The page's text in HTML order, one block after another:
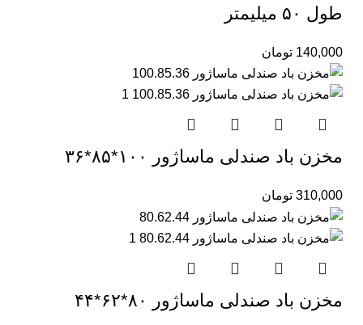
طول ۵۰ میلیمتر
140,000 تومان
مخزن باد صندلی ماساژور ۱۰۰*۸۵*۳۶
310,000 تومان
مخزن باد صندلی ماساژور ۸۰*۶۲*۴۴